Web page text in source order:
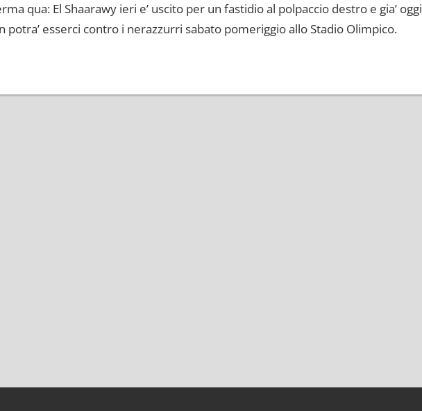
qua: El Shaarawy ieri e’ uscito per un fastidio al polpaccio destro e gia’ oggi
potra’ esserci contro i nerazzurri sabato pomeriggio allo Stadio Olimpico.